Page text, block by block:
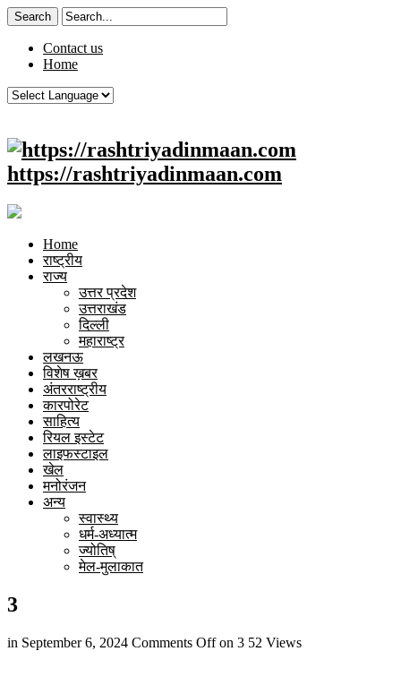
Contact us
Home
https://rashtriyadinmaan.com
Home
राष्ट्रीय
राज्य
उत्तर प्रदेश
उत्तराखंड
दिल्ली
महाराष्ट्र
लखनऊ
विशेष ख़बर
अंतरराष्ट्रीय
कारपोरेट
साहित्य
रियल इस्टेट
लाइफस्टाइल
खेल
मनोरंजन
अन्य
स्वास्थ्य
धर्म-अध्यात्म
ज्योतिष्
मेल-मुलाकात
3
in September 6, 2024 Comments Offon 3 52 Views